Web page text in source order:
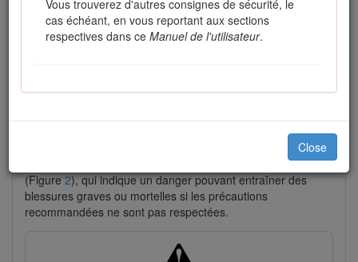
Vous trouverez d'autres consignes de sécurité, le
cas échéant, en vous reportant aux sections
respectives dans ce Manuel de l'utilisateur.
Close
Les mises en garde de ce manuel soulignent des dangers
potentiels et sont signalées par le symbole de sécurité
(Figure2), qui indique un danger pouvant entraîner des
blessures graves ou mortelles si les précautions
recommandées ne sont pas respectées.